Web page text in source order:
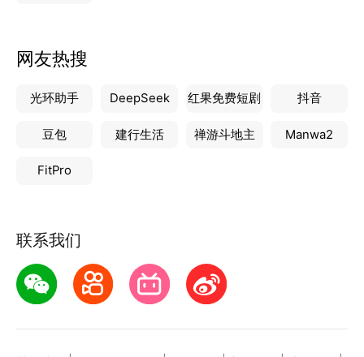
网友热搜
光环助手 DeepSeek 红果免费短剧 抖音
豆包 建行生活 禅游斗地主 Manwa2
FitPro
联系我们